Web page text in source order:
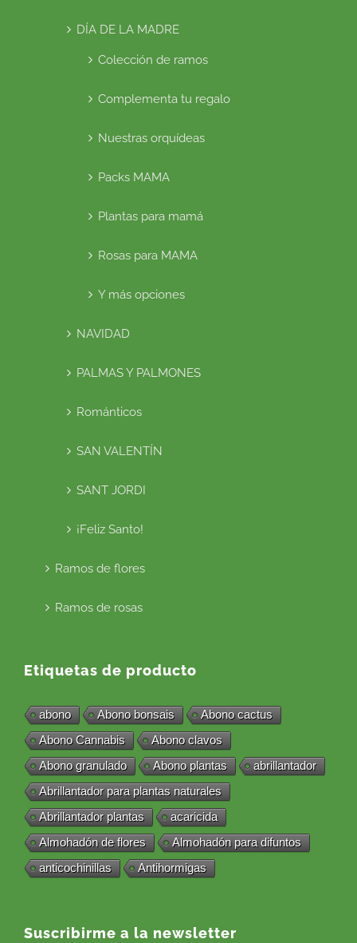
DÍA DE LA MADRE
Colección de ramos
Complementa tu regalo
Nuestras orquídeas
Packs MAMA
Plantas para mamá
Rosas para MAMA
Y más opciones
NAVIDAD
PALMAS Y PALMONES
Románticos
SAN VALENTÍN
SANT JORDI
¡Feliz Santo!
Ramos de flores
Ramos de rosas
Etiquetas de producto
abono Abono bonsais
Abono cactus
Abono Cannabis
Abono clavos
Abono granulado
Abono plantas
abrillantador
Abrillantador para plantas naturales
Abrillantador plantas
acaricida
Almohadón de flores
Almohadón para difuntos
anticochinillas
Antihormigas
Suscribirme a la newsletter